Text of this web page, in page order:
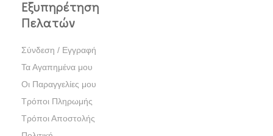
Εξυπηρέτηση
Πελατών
Σύνδεση / Εγγραφή
Τα Αγαπημένα μου
Οι Παραγγελίες μου
Τρόποι Πληρωμής
Τρόποι Αποστολής